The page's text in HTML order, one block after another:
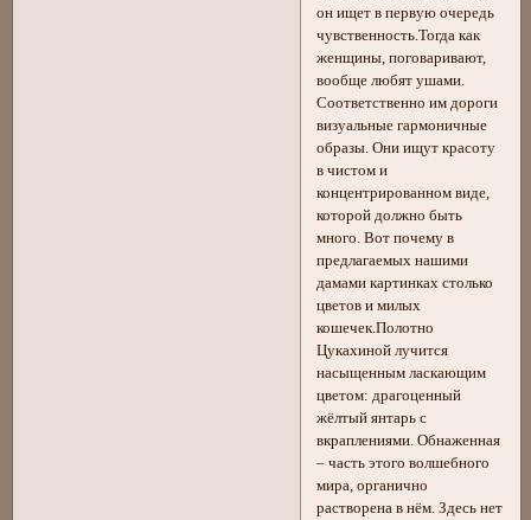
он ищет в первую очередь
чувственность.Тогда как
женщины, поговаривают,
вообще любят ушами.
Соответственно им дороги
визуальные гармоничные
образы. Они ищут красоту
в чистом и
концентрированном виде,
которой должно быть
много. Вот почему в
предлагаемых нашими
дамами картинках столько
цветов и милых
кошечек.Полотно
Цукахиной лучится
насыщенным ласкающим
цветом: драгоценный
жёлтый янтарь с
вкраплениями. Обнаженная
– часть этого волшебного
мира, органично
растворена в нём. Здесь нет